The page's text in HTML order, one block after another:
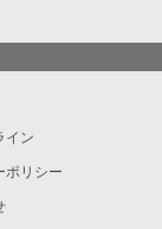
イン
ポリシー